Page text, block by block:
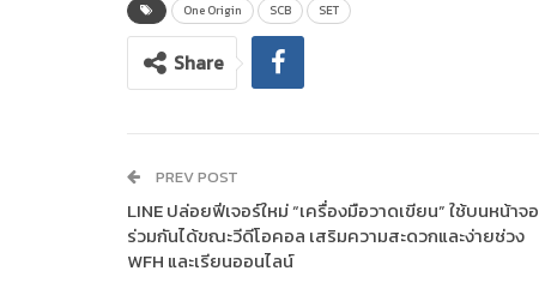
One Origin SCB SET
Share
PREV POST
LINE ปล่อยฟีเจอร์ใหม่ “เครื่องมือวาดเขียน” ใช้บนหน้าจอ
ร่วมกันได้ขณะวีดีโอคอล เสริมความสะดวกและง่ายช่วง
WFH และเรียนออนไลน์